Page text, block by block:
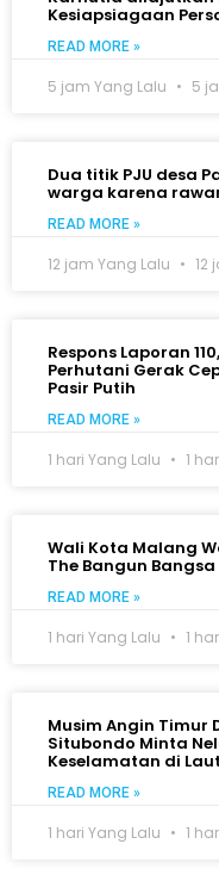
Kesiapsiagaan
READ MORE »
5 jam Yang Lalu 5
Dua titik PJU desa
warga karena
READ MORE »
12 jam Yang Lalu 12
Respons Laporan
Perhutani Gerak
Pasir Putih
READ MORE »
1 hari Yang Lalu 1
Wali Kota Malang
The Bangun
READ MORE »
1 hari Yang Lalu 1
Musim Angin Timur
Situbondo Minta
Keselamatan di Laut
READ MORE »
1 hari Yang Lalu 1